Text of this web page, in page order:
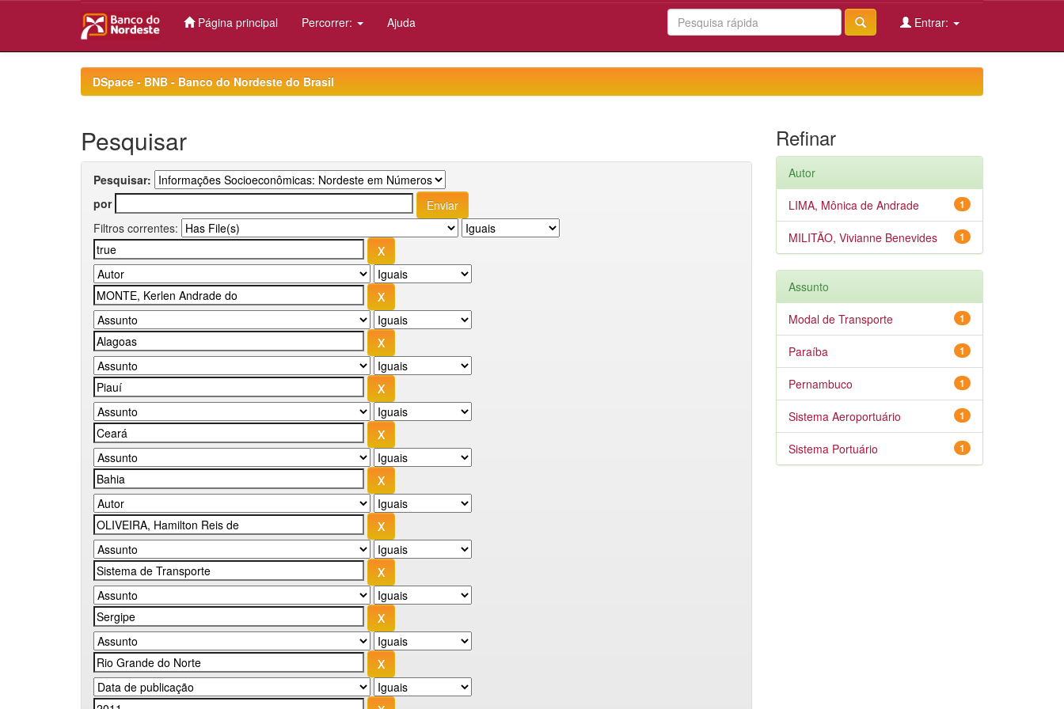
Página principal Percorrer: Ajuda Entrar:
DSpace - BNB - Banco do Nordeste do Brasil
Pesquisar
Pesquisar:
por
Filtros correntes:
Refinar
Autor
1
LIMA, Mônica de Andrade
1
MILITÃO, Vivianne Benevides
Assunto
1
Modal de Transporte
1
Paraíba
1
Pernambuco
1
Sistema Aeroportuário
1
Sistema Portuário